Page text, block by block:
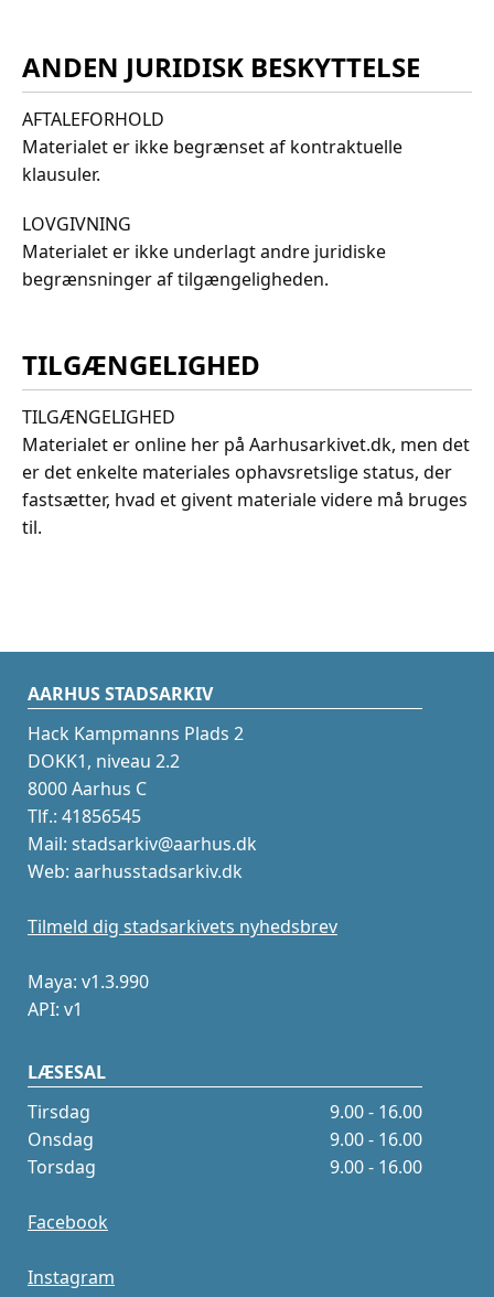
ANDEN JURIDISK BESKYTTELSE
AFTALEFORHOLD
Materialet er ikke begrænset af kontraktuelle
klausuler.
LOVGIVNING
Materialet er ikke underlagt andre juridiske
begrænsninger af tilgængeligheden.
TILGÆNGELIGHED
TILGÆNGELIGHED
Materialet er online her på Aarhusarkivet.dk, men det
er det enkelte materiales ophavsretslige status, der
fastsætter, hvad et givent materiale videre må bruges
til.
AARHUS STADSARKIV
Hack Kampmanns Plads 2
DOKK1, niveau 2.2
8000 Aarhus C
Tlf.: 41856545
Mail: stadsarkiv@aarhus.dk
Web: aarhusstadsarkiv.dk
Tilmeld dig stadsarkivets nyhedsbrev
Maya: v1.3.990
API: v1
LÆSESAL
Tirsdag
9.00 - 16.00
Onsdag
9.00 - 16.00
Torsdag
9.00 - 16.00
Facebook
Instagram